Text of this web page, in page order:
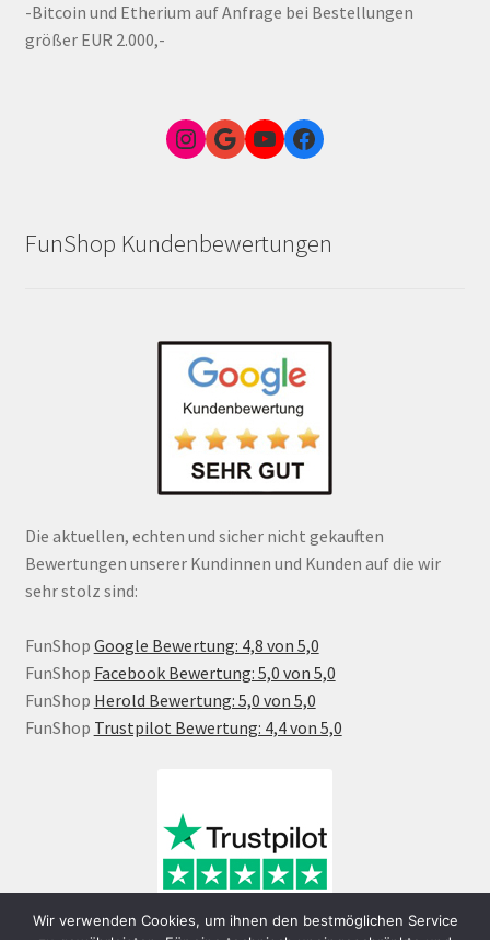
-Bitcoin und Etherium auf Anfrage bei Bestellungen
größer EUR 2.000,-
Instagram
Google Link zum FunShop WienYouTubeFacebook
FunShop Kundenbewertungen
Die aktuellen, echten und sicher nicht gekauften
Bewertungen unserer Kundinnen und Kunden auf die wir
sehr stolz sind:
FunShop Google Bewertung: 4,8 von 5,0
FunShop Facebook Bewertung: 5,0 von 5,0
FunShop Herold Bewertung: 5,0 von 5,0
FunShop Trustpilot Bewertung: 4,4 von 5,0
Wir verwenden Cookies, um ihnen den bestmöglichen Service